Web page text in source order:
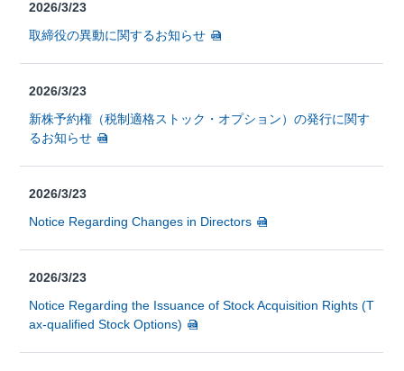
2026/3/23
取締役の異動に関するお知らせ
2026/3/23
新株予約権（税制適格ストック・オプション）の発行に関す
るお知らせ
2026/3/23
Notice Regarding Changes in Directors
2026/3/23
Notice Regarding the Issuance of Stock Acquisition Rights (T
ax-qualified Stock Options)